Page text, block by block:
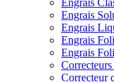
Engrais
Engrais
Engrais
Engrais
Engrais
Correcteur